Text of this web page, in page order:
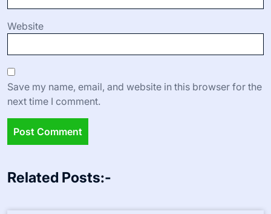
Website
Save my name, email, and website in this browser for the
next time I comment.
Related Posts:-